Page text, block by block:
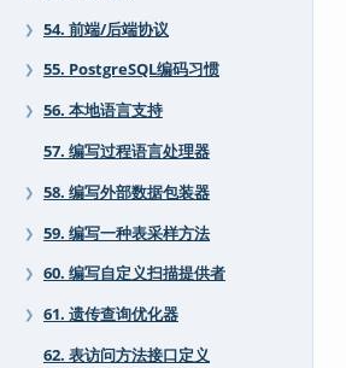
❯ 54. 前端/后端协议
❯ 55. PostgreSQL编码习惯
❯
56. 本地语言支持
57. 编写过程语言处理器
❯ 58. 编写外部数据包装器
❯ 59. 编写一种表采样方法
❯ 60. 编写自定义扫描提供者
❯
61. 遗传查询优化器
62. 表访问方法接口定义